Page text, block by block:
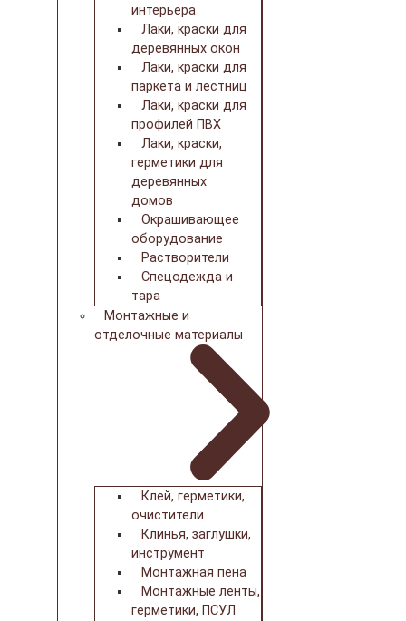
интерьера
Лаки, краски для
деревянных окон
Лаки, краски для
паркета и лестниц
Лаки, краски для
профилей ПВХ
Лаки, краски,
герметики для
деревянных
домов
Окрашивающее
оборудование
Растворители
Спецодежда и
тара
Монтажные и
отделочные материалы
Клей, герметики,
очистители
Клинья, заглушки,
инструмент
Монтажная пена
Монтажные ленты,
герметики, ПСУЛ